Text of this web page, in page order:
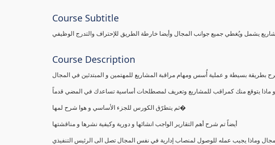
Course Subtitle
يشمل ويُغطي جميع جوانب المجال وأيضا خارطة الطريق للإحتراف والتدرج الوظيفي
Course Description
بسيطة و عملية أُسس ومهام مراقبة المشاريع للمهتمين و المبتدئين في المجال
و ماذا يتوقع منك كمراقب للمشاريع وتعريف لمصطلحات أساسية تساعدك في المضي قدماً
ثم يتطرّق الكورس للجزء الأساسي و هوا شرح لمها�
أيضاً تم شرح أهم التقارير الواجب انشائها و دورية وكيفية نشرها و مناقشتها
وماذا يجيب عمله للوصول لمنصاب إدارية في نفس المجال تصل الى الرئيس التنفيذي